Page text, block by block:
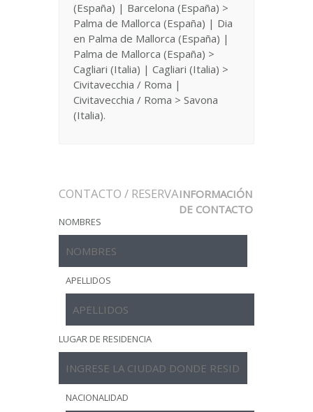
(España) | Barcelona (España) >
Palma de Mallorca (España) | Dia
en Palma de Mallorca (España) |
Palma de Mallorca (España) >
Cagliari (Italia) | Cagliari (Italia) >
Civitavecchia / Roma |
Civitavecchia / Roma > Savona
(Italia).
CONTACTO / RESERVAINFORMACIÓN
DE CONTACTO
NOMBRES
APELLIDOS
LUGAR DE RESIDENCIA
NACIONALIDAD